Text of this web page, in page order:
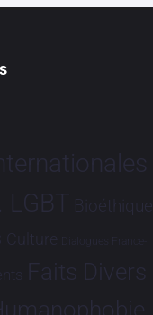
LGBT Bioéthique
Culture Dialogues France-
Faits Divers